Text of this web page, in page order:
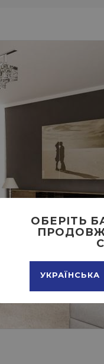
ОБЕРІТЬ
УКРАЇНСЬКА